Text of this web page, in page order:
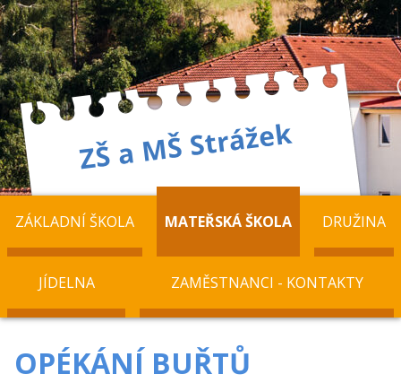
ZÁKLADNÍ ŠKOLA MATEŘSKÁ ŠKOLA DRUŽINA
JÍDELNA ZAMĚSTNANCI - KONTAKTY
OPÉKÁNÍ BUŘTŮ